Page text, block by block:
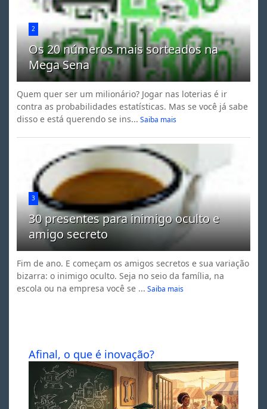
2
Os 20 números mais sorteados na
Mega Sena
Quem quer ser um milionário? Jogar nas loterias é ir
contra as probabilidades estatísticas. Mas se você já sabe
disso e está querendo se ins... Saiba mais
3
30 presentes para inimigo oculto e
amigo secreto
Fim de ano. E começam os amigos secretos e sua variação
bizarra: o inimigo oculto. Seja no seio da família, na
escola ou na empresa você se ... Saiba mais
Afinal, o que é inovação?